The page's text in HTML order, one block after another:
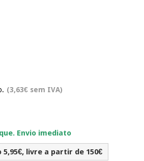
(3,63€ sem IVA)
Envio imediato
5,95€, livre a partir de 150€